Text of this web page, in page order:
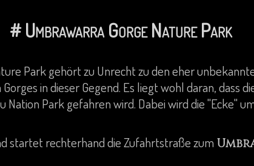
# Umbrawarra Gorge Nature Park
Park gehört zu Unrecht zu den eher
in dieser Gegend. Es liegt wohl daran, dass
Nation Park gefahren wird. Dabei wird die "Ecke"
startet rechterhand die Zufahrtstraße zum